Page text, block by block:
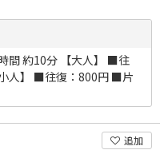
間 約10分 【大人】 ■往
人】 ■往復：800円 ■片
追加